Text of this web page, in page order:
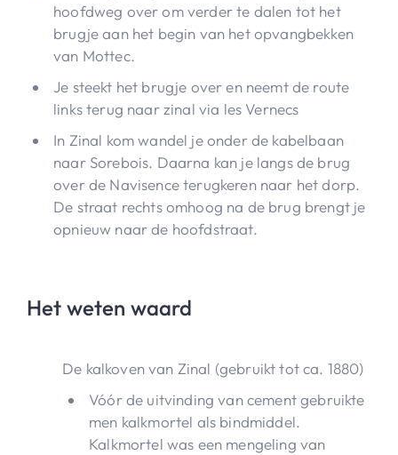
hoofdweg over om verder te dalen tot het
brugje aan het begin van het opvangbekken
van Mottec.
Je steekt het brugje over en neemt de route
links terug naar zinal via les Vernecs
In Zinal kom wandel je onder de kabelbaan
naar Sorebois. Daarna kan je langs de brug
over de Navisence terugkeren naar het dorp.
De straat rechts omhoog na de brug brengt je
opnieuw naar de hoofdstraat.
Het weten waard
De kalkoven van Zinal (gebruikt tot ca. 1880)
Vóór de uitvinding van cement gebruikte
men kalkmortel als bindmiddel.
Kalkmortel was een mengeling van